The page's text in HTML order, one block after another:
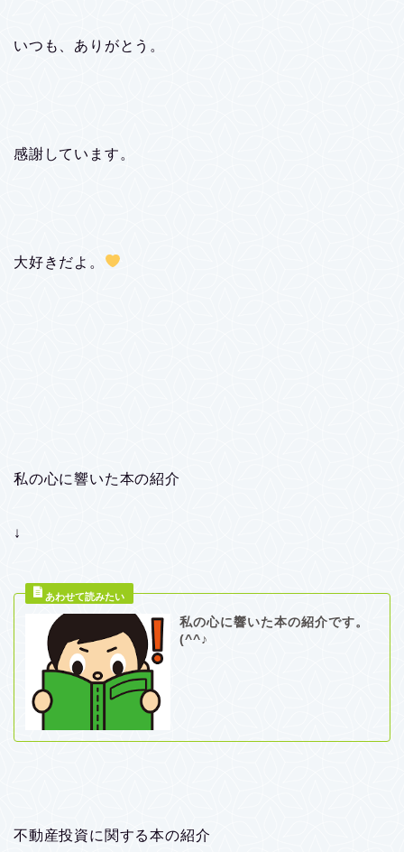
いつも、ありがとう。
感謝しています。
大好きだよ。
私の心に響いた本の紹介
↓
私の心に響いた本の紹介です。
(^^♪
不動産投資に関する本の紹介